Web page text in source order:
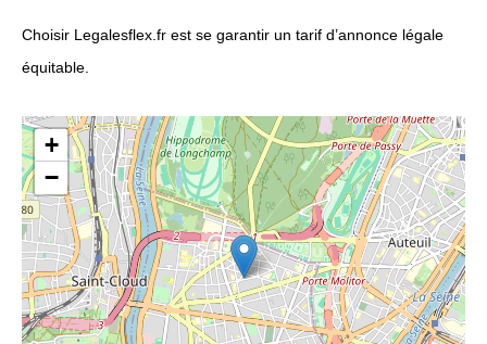
Choisir Legalesflex.fr est se garantir un tarif d’annonce légale
équitable.
+
−